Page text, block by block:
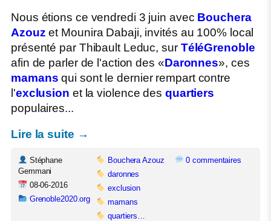
Nous étions ce vendredi 3 juin avec Bouchera
Azouz et Mounira Dabaji, invités au 100% local
présenté par Thibault Leduc, sur TéléGrenoble
afin de parler de l'action des «Daronnes», ces
mamans qui sont le dernier rempart contre
l'exclusion et la violence des quartiers
populaires...
Lire la suite →
Stéphane
Gemmani
08-06-2016
Grenoble2020.org
Bouchera Azouz
daronnes
exclusion
mamans
quartiers…
0 commentaires